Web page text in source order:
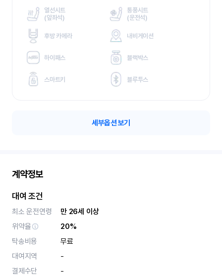
열선시트
(앞좌석)
통풍시트
(운전석)
후방 카메라 내비게이션
하이패스 블랙박스
스마트키 블루투스
세부옵션 보기
계약정보
대여 조건
최소 운전연령
만 26세 이상
위약율
20%
탁송비용
무료
대여지역
-
결제수단
-